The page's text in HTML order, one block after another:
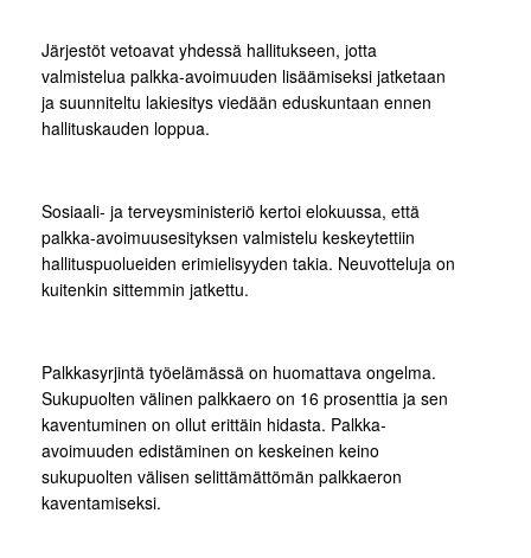
Järjestöt vetoavat yhdessä hallitukseen, jotta
valmistelua palkka-avoimuuden lisäämiseksi jatketaan
ja suunniteltu lakiesitys viedään eduskuntaan ennen
hallituskauden loppua.
Sosiaali- ja terveysministeriö kertoi elokuussa, että
palkka-avoimuusesityksen valmistelu keskeytettiin
hallituspuolueiden erimielisyyden takia. Neuvotteluja on
kuitenkin sittemmin jatkettu.
Palkkasyrjintä työelämässä on huomattava ongelma.
Sukupuolten välinen palkkaero on 16 prosenttia ja sen
kaventuminen on ollut erittäin hidasta. Palkka-
avoimuuden edistäminen on keskeinen keino
sukupuolten välisen selittämättömän palkkaeron
kaventamiseksi.